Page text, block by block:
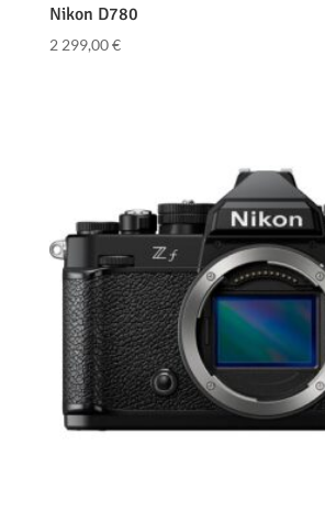
Nikon D780
2 299,00€